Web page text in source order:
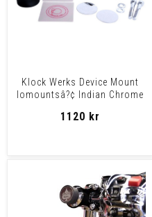
Klock Werks Device Mount
Iomountsâ?¢ Indian Chrome
1120 kr